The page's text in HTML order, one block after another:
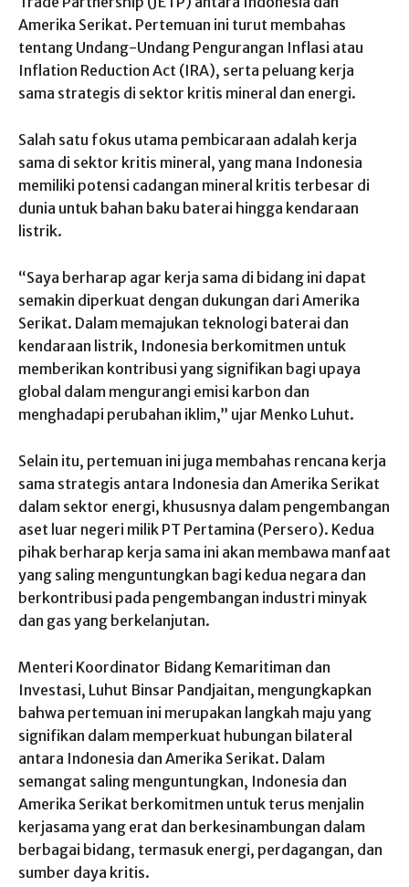
Amerika Serikat. Pertemuan ini turut membahas
tentang Undang-Undang Pengurangan Inflasi atau
Inflation Reduction Act (IRA), serta peluang kerja
sama strategis di sektor kritis mineral dan energi.
Salah satu fokus utama pembicaraan adalah kerja
sama di sektor kritis mineral, yang mana Indonesia
memiliki potensi cadangan mineral kritis terbesar di
dunia untuk bahan baku baterai hingga kendaraan
listrik.
“Saya berharap agar kerja sama di bidang ini dapat
semakin diperkuat dengan dukungan dari Amerika
Serikat. Dalam memajukan teknologi baterai dan
kendaraan listrik, Indonesia berkomitmen untuk
memberikan kontribusi yang signifikan bagi upaya
global dalam mengurangi emisi karbon dan
menghadapi perubahan iklim,” ujar Menko Luhut.
Selain itu, pertemuan ini juga membahas rencana kerja
sama strategis antara Indonesia dan Amerika Serikat
dalam sektor energi, khususnya dalam pengembangan
aset luar negeri milik PT Pertamina (Persero). Kedua
pihak berharap kerja sama ini akan membawa manfaat
yang saling menguntungkan bagi kedua negara dan
berkontribusi pada pengembangan industri minyak
dan gas yang berkelanjutan.
Menteri Koordinator Bidang Kemaritiman dan
Investasi, Luhut Binsar Pandjaitan, mengungkapkan
bahwa pertemuan ini merupakan langkah maju yang
signifikan dalam memperkuat hubungan bilateral
antara Indonesia dan Amerika Serikat. Dalam
semangat saling menguntungkan, Indonesia dan
Amerika Serikat berkomitmen untuk terus menjalin
kerjasama yang erat dan berkesinambungan dalam
berbagai bidang, termasuk energi, perdagangan, dan
sumber daya kritis.